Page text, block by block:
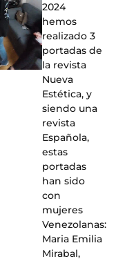
2024
hemos
realizado 3
portadas de
la revista
Nueva
Estética, y
siendo una
revista
Española,
estas
portadas
han sido
con
mujeres
Venezolanas:
Maria Emilia
Mirabal,